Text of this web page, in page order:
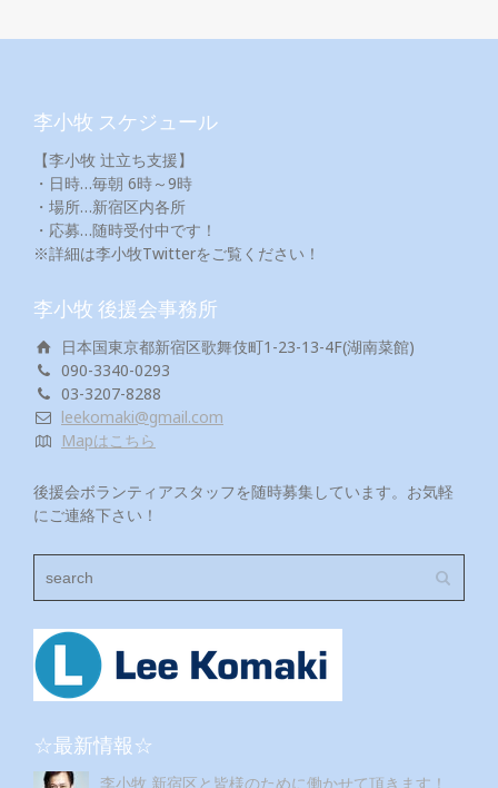
李小牧 スケジュール
【李小牧 辻立ち支援】
・日時…毎朝 6時～9時
・場所…新宿区内各所
・応募…随時受付中です！
※詳細は李小牧Twitterをご覧ください！
李小牧 後援会事務所
日本国東京都新宿区歌舞伎町1-23-13-4F(湖南菜館)
090-3340-0293
03-3207-8288
leekomaki@gmail.com
Mapはこちら
後援会ボランティアスタッフを随時募集しています。お気軽
にご連絡下さい！
☆最新情報☆
李小牧 新宿区と皆様のために働かせて頂きます！